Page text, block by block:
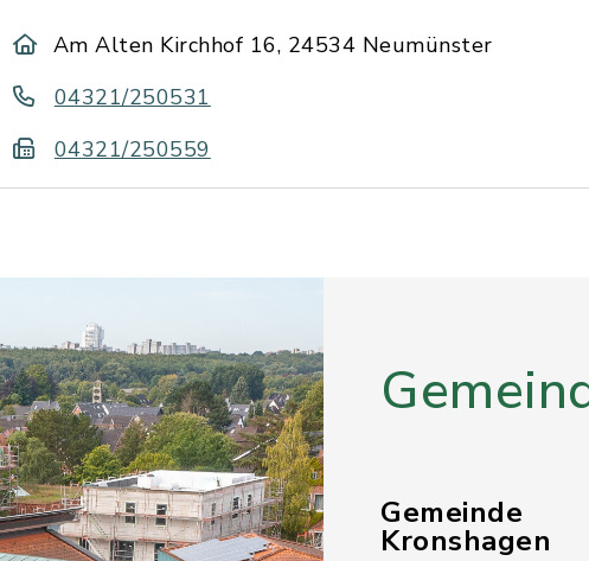
Am Alten Kirchhof 16, 24534 Neumünster
04321/250531
04321/250559
Gemeinde
Kronshagen